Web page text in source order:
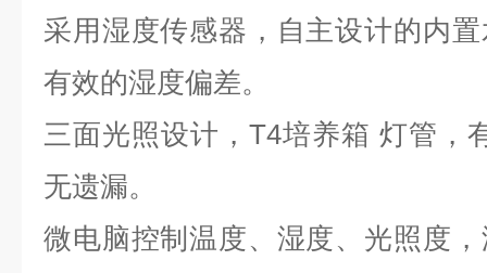
采用湿度传感器，自主设计的内
有效的湿度偏差。
三面光照设计，T4培养箱 灯管，
无遗漏。
微电脑控制温度、湿度、光照度